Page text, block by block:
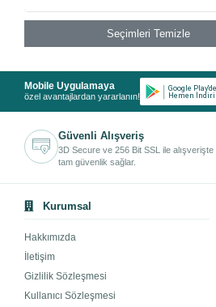
Seçimleri Temizle
Mobile Uygulamaya
özel avantajlardan yararlanın!
Güvenli Alışveriş
3D Secure ve 256 Bit SSL ile alışverişte
tam güvenlik sağlar.
Kurumsal
Hakkımızda
İletişim
Gizlilik Sözleşmesi
Kullanıcı Sözleşmesi